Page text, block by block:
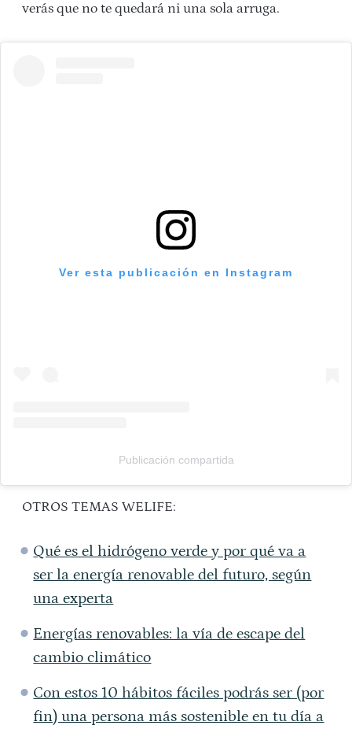
verás que no te quedará ni una sola arruga.
Ver esta publicación en Instagram
Publicación compartida
OTROS TEMAS WELIFE:
Qué es el hidrógeno verde y por qué va a
ser la energía renovable del futuro, según
una experta
Energías renovables: la vía de escape del
cambio climático
Con estos 10 hábitos fáciles podrás ser (por
fin) una persona más sostenible en tu día a